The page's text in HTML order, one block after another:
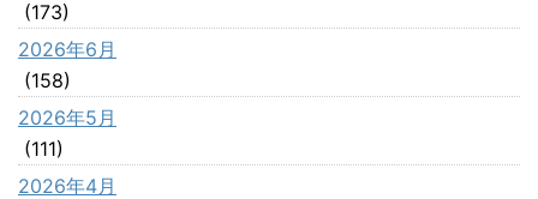
(173)
2026年6月
(158)
2026年5月
(111)
2026年4月